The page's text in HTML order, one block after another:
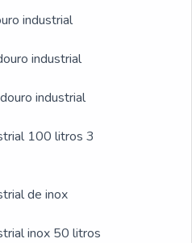
industrial
industrial
industrial
100 litros 3
de inox
inox 50 litros